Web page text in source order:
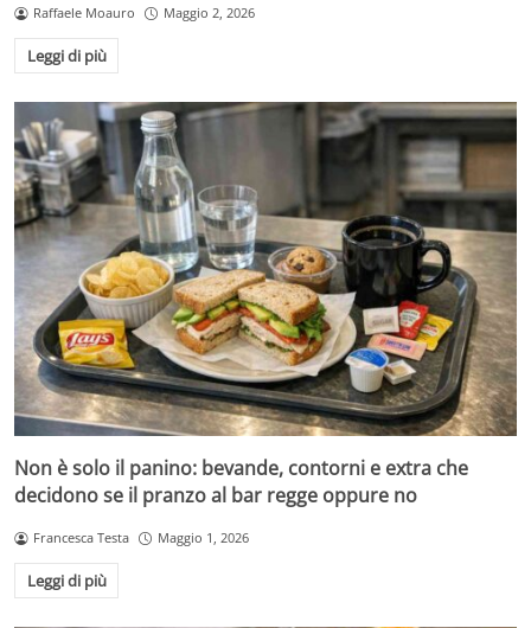
Raffaele Moauro Maggio 2, 2026
Leggi di più
Non è solo il panino: bevande, contorni e extra che
decidono se il pranzo al bar regge oppure no
Francesca Testa Maggio 1, 2026
Leggi di più